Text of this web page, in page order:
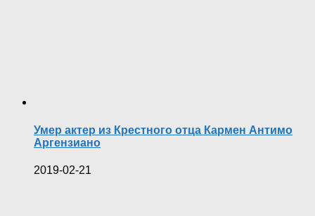
Умер актер из Крестного отца Кармен Антимо
Аргензиано
2019-02-21